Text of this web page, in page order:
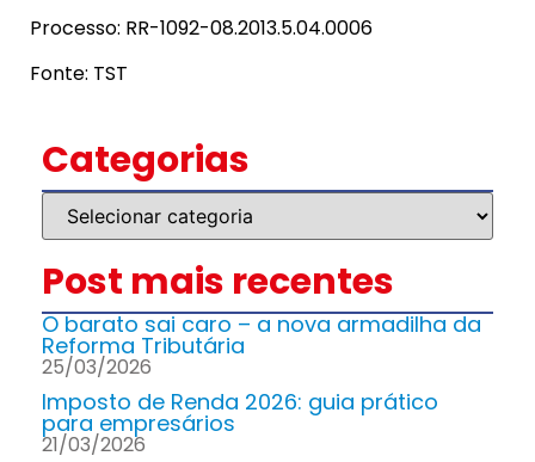
Processo: RR-1092-08.2013.5.04.0006
Fonte: TST
Categorias
Post mais recentes
O barato sai caro – a nova armadilha da
Reforma Tributária
25/03/2026
Imposto de Renda 2026: guia prático
para empresários
21/03/2026